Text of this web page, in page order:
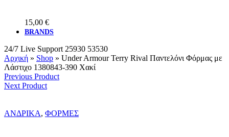
15,00 €
BRANDS
24/7 Live Support 25930 53530
Αρχική » Shop » Under Armour Terry Rival Παντελόνι Φόρμας με
Λάστιχο 1380843-390 Χακί
Previous Product
Next Product
ΑΝΔΡΙΚΑ, ΦΟΡΜΕΣ